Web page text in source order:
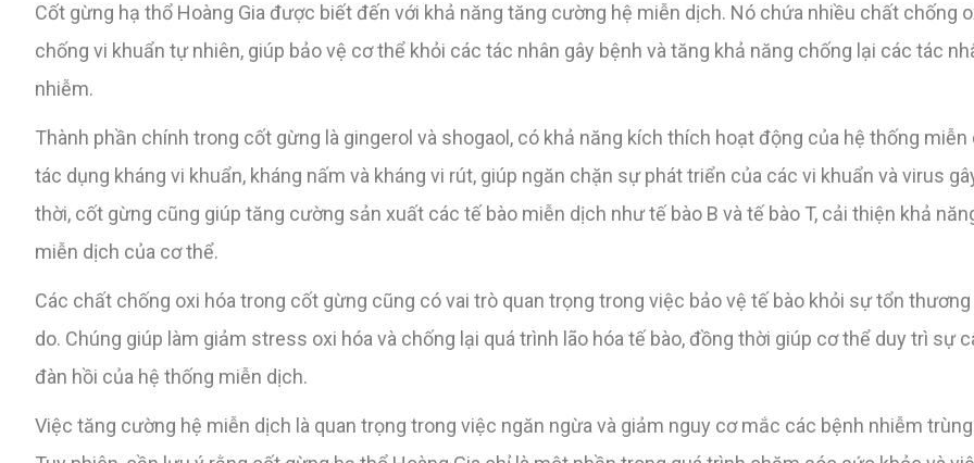
Cốt gừng hạ thổ Hoàng Gia được biết đến với khả năng tăng cường hệ miễn dịch. Nó chứa nhiều chất chống
chống vi khuẩn tự nhiên, giúp bảo vệ cơ thể khỏi các tác nhân gây bệnh và tăng khả năng chống lại các tác
nhiễm.
Thành phần chính trong cốt gừng là gingerol và shogaol, có khả năng kích thích hoạt động của hệ thống miễn
tác dụng kháng vi khuẩn, kháng nấm và kháng vi rút, giúp ngăn chặn sự phát triển của các vi khuẩn và virus
thời, cốt gừng cũng giúp tăng cường sản xuất các tế bào miễn dịch như tế bào B và tế bào T, cải thiện khả
miễn dịch của cơ thể.
Các chất chống oxi hóa trong cốt gừng cũng có vai trò quan trọng trong việc bảo vệ tế bào khỏi sự tổn
do. Chúng giúp làm giảm stress oxi hóa và chống lại quá trình lão hóa tế bào, đồng thời giúp cơ thể duy trì sự
đàn hồi của hệ thống miễn dịch.
Việc tăng cường hệ miễn dịch là quan trọng trong việc ngăn ngừa và giảm nguy cơ mắc các bệnh nhiễm